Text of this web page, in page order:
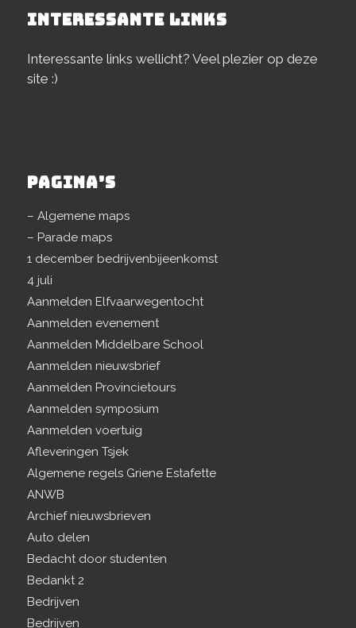
INTERESSANTE LINKS
Interessante links wellicht? Veel plezier op deze
site :)
PAGINA’S
– Algemene maps
– Parade maps
1 december bedrijvenbijeenkomst
4 juli
Aanmelden Elfvaarwegentocht
Aanmelden evenement
Aanmelden Middelbare School
Aanmelden nieuwsbrief
Aanmelden Provincietours
Aanmelden symposium
Aanmelden voertuig
Afleveringen Tsjek
Algemene regels Griene Estafette
ANWB
Archief nieuwsbrieven
Auto delen
Bedacht door studenten
Bedankt 2
Bedrijven
Bedrijven